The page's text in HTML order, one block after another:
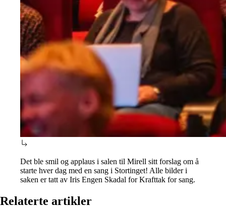
Det ble smil og applaus i salen til Mirell sitt forslag om å
starte hver dag med en sang i Stortinget! Alle bilder i
saken er tatt av Iris Engen Skadal for Krafttak for sang.
Relaterte artikler